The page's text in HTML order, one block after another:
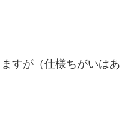
すが（仕様ちがいはあ